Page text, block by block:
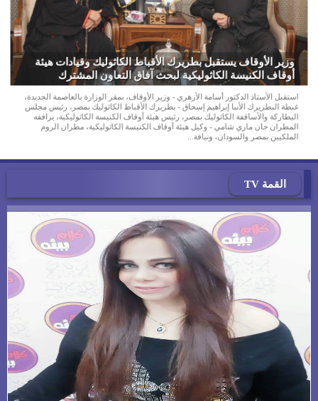
وزير الأوقاف يستقبل بطريرك الأقباط الكاثوليك وقيادات هيئة
أوقاف الكنيسة الكاثوليكية لبحث آفاق التعاون المشترك
استقبل الأستاذ الدكتور أسامة الأزهري - وزير الأوقاف، بمقر الوزارة بالعاصمة الجديدة،
غبطة البطريرك الأنبا إبراهيم إسحاق - بطريرك الأقباط الكاثوليك بمصر، رئيس مجلس
البطاركة والأساقفة الكاثوليك بمصر، رئيس هيئة أوقاف الكنيسة الكاثوليكية، يرافقه
المطران جان ماري شامي - وكيل هيئة أوقاف الكنيسة الكاثوليكية، مطران الروم
الملكيين بمصر والسودان، ونيافة...
القمة TV